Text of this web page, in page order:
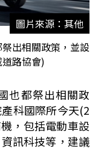
圖片來源：其他
出相關政策，並設
路協會)
也都祭出相關政
科國際所今天(2
，包括電動車設
訊科技等，建議